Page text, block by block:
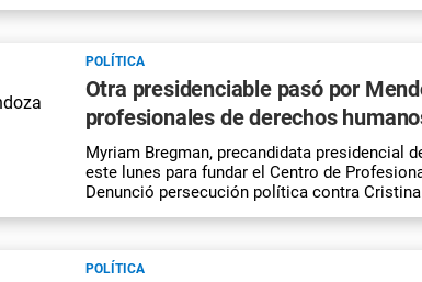
POLÍTICA
Otra presidenciable pasó por
profesionales de derechos
Myriam Bregman, precandidata presidencial
este lunes para fundar el Centro de
Denunció persecución política contra
POLÍTICA